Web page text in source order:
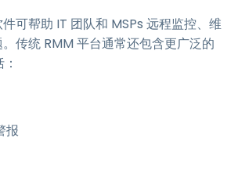
可帮助 IT 团队和 MSPs 远程监控、维
传统 RMM 平台通常还包含更广泛的
报